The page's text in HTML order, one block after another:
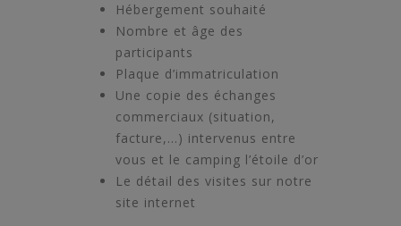
Hébergement souhaité
Nombre et âge des
participants
Plaque d’immatriculation
Une copie des échanges
commerciaux (situation,
facture,…) intervenus entre
vous et le camping l’étoile d’or
Le détail des visites sur notre
site internet